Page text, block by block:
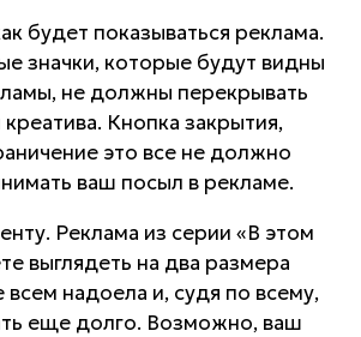
будет показываться реклама.
значки, которые будут видны
не должны перекрывать
Кнопка закрытия,
это все не должно
ваш посыл в рекламе.
Реклама из серии «В этом
выглядеть на два размера
надоела и, судя по всему,
еще долго. Возможно, ваш